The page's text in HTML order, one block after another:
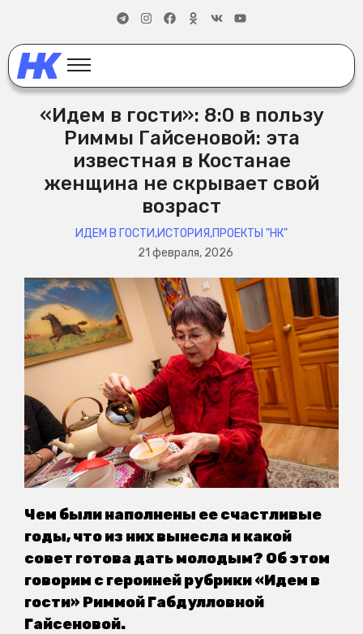
«Идем в гости»: 8:0 в пользу
Риммы Гайсеновой: эта
известная в Костанае
женщина не скрывает свой
возраст
ИДЕМ В ГОСТИ,ИСТОРИЯ,ПРОЕКТЫ "НК"
21 февраля, 2026
Чем были наполнены ее счастливые
годы, что из них вынесла и какой
совет готова дать молодым? Об этом
говорим с героиней рубрики «Идем в
гости» Риммой Габдулловной
Гайсеновой.